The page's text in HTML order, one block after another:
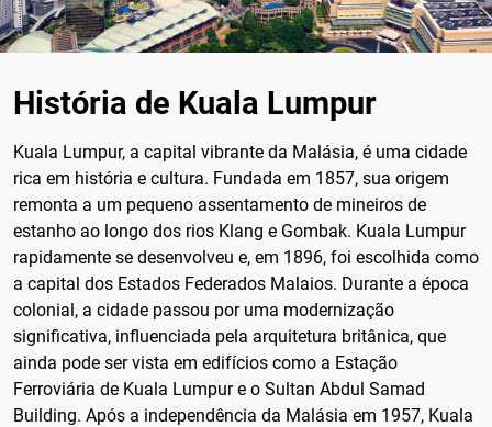
História de Kuala Lumpur
Kuala Lumpur, a capital vibrante da Malásia, é uma cidade
rica em história e cultura. Fundada em 1857, sua origem
remonta a um pequeno assentamento de mineiros de
estanho ao longo dos rios Klang e Gombak. Kuala Lumpur
rapidamente se desenvolveu e, em 1896, foi escolhida como
a capital dos Estados Federados Malaios. Durante a época
colonial, a cidade passou por uma modernização
significativa, influenciada pela arquitetura britânica, que
ainda pode ser vista em edifícios como a Estação
Ferroviária de Kuala Lumpur e o Sultan Abdul Samad
Building. Após a independência da Malásia em 1957, Kuala